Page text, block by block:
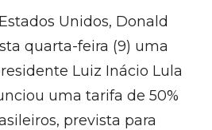
Unidos, Donald
quarta-feira (9) uma
Luiz Inácio Lula
uma tarifa de 50%
prevista para